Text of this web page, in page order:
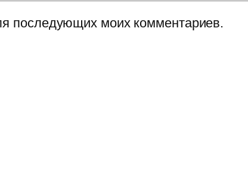
последующих моих комментариев.